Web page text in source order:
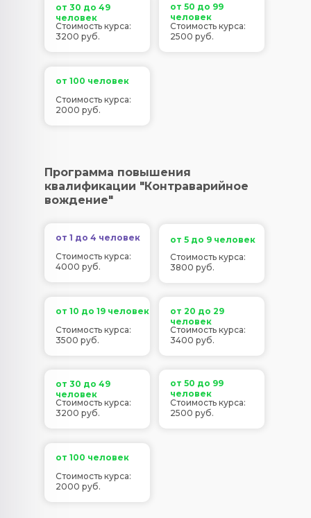
от 30 до 49
человек
от 50 до 99
человек
от 100 человек
Стоимость курса:
3200 руб.
Стоимость курса:
2500 руб.
Стоимость курса:
2000 руб.
Программа повышения
квалификации "Контраварийное
вождение"
от 1 до 4 человек
Стоимость курса:
4000 руб.
от 5 до 9 человек
от 10 до 19 человек
от 20 до 29
человек
от 30 до 49
человек
от 50 до 99
человек
от 100 человек
Стоимость курса:
3800 руб.
Стоимость курса:
3500 руб.
Стоимость курса:
3400 руб.
Стоимость курса:
3200 руб.
Стоимость курса:
2500 руб.
Стоимость курса:
2000 руб.